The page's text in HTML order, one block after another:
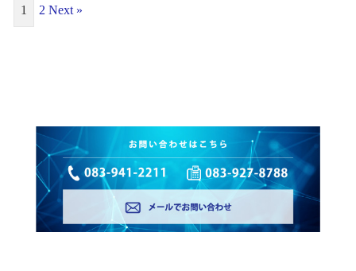
1 2 Next »